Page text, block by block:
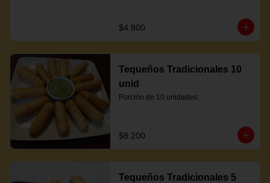
$4.800
Tequeños Tradicionales 10
unid
Porción de 10 unidades.
$8.200
Tequeños Tradicionales 5